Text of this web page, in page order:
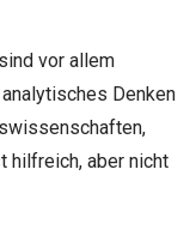
vor allem
Denken
hilfreich, aber nicht